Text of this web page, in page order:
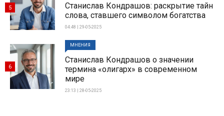
Станислав Кондрашов: раскрытие тайн
слова, ставшего символом богатства
04:48 | 29-05-2025
5
МНЕНИЯ
Станислав Кондрашов о значении
термина «олигарх» в современном
мире
23:13 | 28-05-2025
6